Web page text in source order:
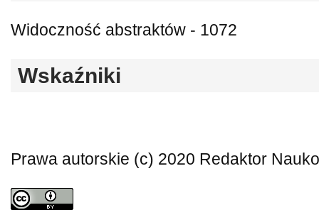
Widoczność abstraktów - 1072
Wskaźniki
Prawa autorskie (c) 2020 Redaktor